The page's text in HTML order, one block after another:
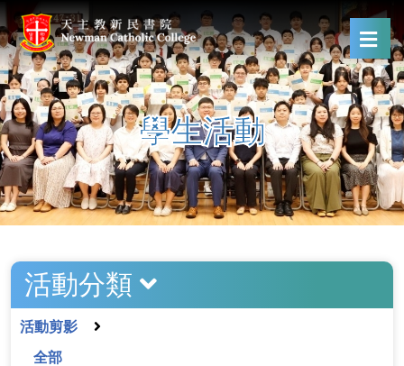
學生活動
活動分類
活動剪影
全部